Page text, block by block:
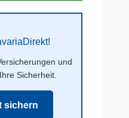
und
Sicherheit.
sichern